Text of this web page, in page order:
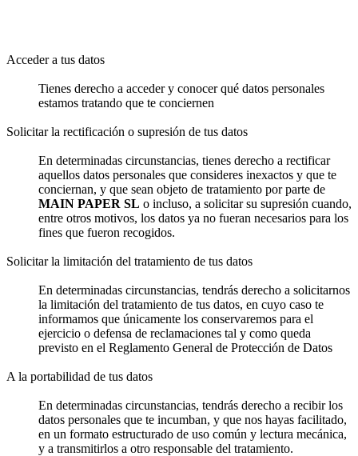
Acceder a tus datos
Tienes derecho a acceder y conocer qué datos personales
estamos tratando que te conciernen
Solicitar la rectificación o supresión de tus datos
En determinadas circunstancias, tienes derecho a rectificar
aquellos datos personales que consideres inexactos y que te
conciernan, y que sean objeto de tratamiento por parte de
MAIN PAPER SL o incluso, a solicitar su supresión cuando,
entre otros motivos, los datos ya no fueran necesarios para los
fines que fueron recogidos.
Solicitar la limitación del tratamiento de tus datos
En determinadas circunstancias, tendrás derecho a solicitarnos
la limitación del tratamiento de tus datos, en cuyo caso te
informamos que únicamente los conservaremos para el
ejercicio o defensa de reclamaciones tal y como queda
previsto en el Reglamento General de Protección de Datos
A la portabilidad de tus datos
En determinadas circunstancias, tendrás derecho a recibir los
datos personales que te incumban, y que nos hayas facilitado,
en un formato estructurado de uso común y lectura mecánica,
y a transmitirlos a otro responsable del tratamiento.